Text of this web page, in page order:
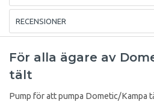
RECENSIONER
För alla ägare av
tält
Pump för att pumpa Dometic/Kampa